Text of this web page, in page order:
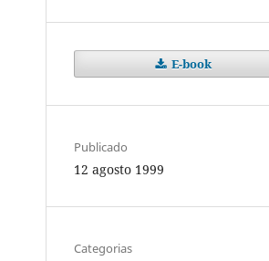
E-book
Publicado
12 agosto 1999
Categorias